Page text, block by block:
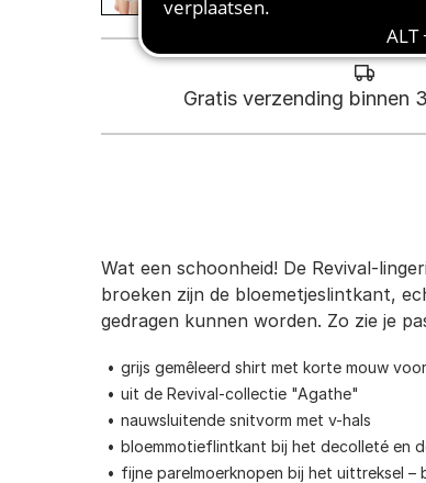
Gratis verzending binnen
Wat een schoonheid! De Revival-
broeken zijn de bloemetjeslintkant,
gedragen kunnen worden. Zo zie je
grijs gemêleerd shirt met korte mouw
uit de Revival-collectie "Agathe"
nauwsluitende snitvorm met v-hals
bloemmotieflintkant bij het decolleté en
fijne parelmoerknopen bij het uittreksel